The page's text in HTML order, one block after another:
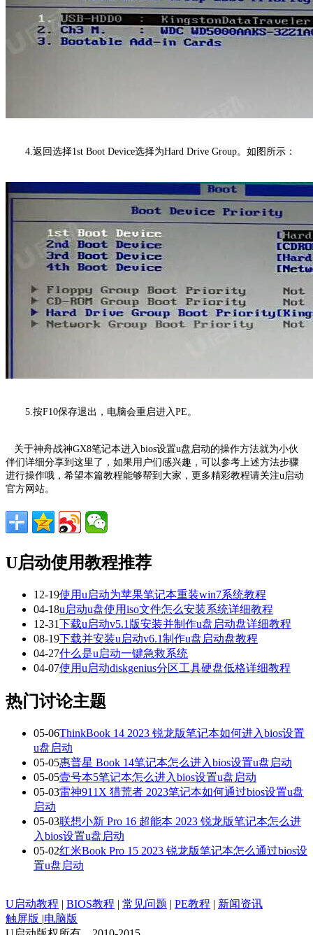
4.返回选择1st Boot Device选择为Hard Drive Group。如图所示：
5.按F10保存退出，电脑会重启进入PE。
关于神舟战神GX8笔记本进入bios设置u盘启动的操作方法就为小伙
伴们详细分享到这里了，如果用户们感兴趣，可以参考上述方法步骤
进行操作哦，希望本篇教程能够帮到大家，更多精彩教程请关注u启动
官方网站。
U启动使用教程推荐
12-19使用u启动为苹果笔记本重装win7系统教程
04-18u启动u盘使用iso文件怎么安装系统详细教程
12-31下载u启动v5.1版安装并制作u盘启动盘详细教程
08-19下载并安装u启动v6.1制作u盘启动盘教程
04-27什么是u启动一键急救系统
04-07使用u启动diskgenius分区工具硬盘低格详细教程
热门讨论主题
05-06ThinkBook 14 2023 锐龙版笔记本如何进入bios设置
u盘启动
05-05惠普星 Book 14笔记本怎么进入bios设置u盘启动
05-05壹号本5笔记本怎么进入bios设置u盘启动
05-03雷神911X 猎荒者 2023笔记本如何通过bios设置u盘
启动
05-03联想小新 Pro 16 超能本 2023 锐龙版笔记本怎么进
入bios设置u盘启动
05-02红米Book Pro 15 2023 锐龙版笔记本怎么通过bios设
置u盘启动
U启动教程 | BIOS教程 | 常见问题 | PE教程 | 新闻资讯
触屏版 |电脑版